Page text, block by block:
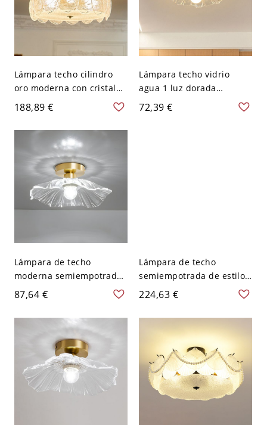
Lámpara techo cilindro
oro moderna con cristal
agua transparente - 110 A
120 V 40,64 cm
188,89 €
Lámpara techo vidrio
agua 1 luz dorada
moderna - 110 A 120 V
72,39 €
Lámpara de techo
moderna semiempotrada
con vidrio de agua y
diseño geométrico en
dorado - 110 A 120 V
87,64 €
Lámpara de techo
semiempotrada de estilo
moderno con tambor
dorado y 8 pantallas de
vidrio transparente con
agua - 110 A 120 V
224,63 €